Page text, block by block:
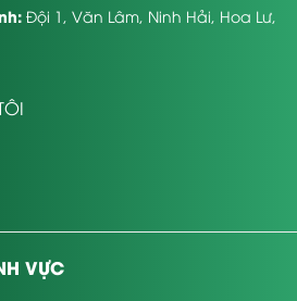
Đội 1, Văn Lâm, Ninh Hải, Hoa Lư,
VỰC